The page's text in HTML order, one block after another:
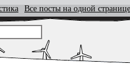
Все посты на одной странице